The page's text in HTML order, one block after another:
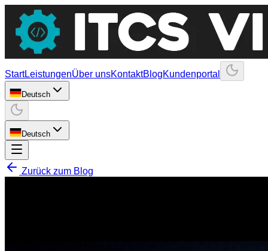
StartLeistungenÜber unsKontaktBlogKundenportal
Deutsch
Deutsch
Zurück zum Blog